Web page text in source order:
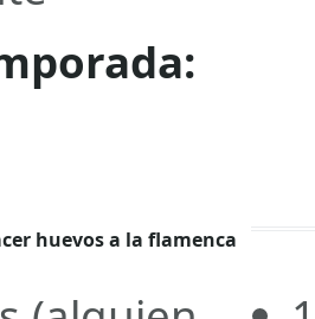
huevos a la flamenca